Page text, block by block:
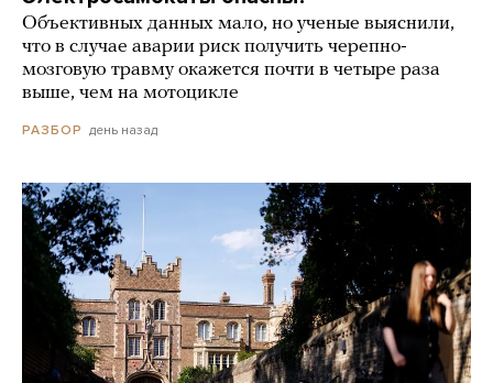
Объективных данных мало, но ученые выяснили,
что в случае аварии риск получить черепно-
мозговую травму окажется почти в четыре раза
выше, чем на мотоцикле
РАЗБОР день назад